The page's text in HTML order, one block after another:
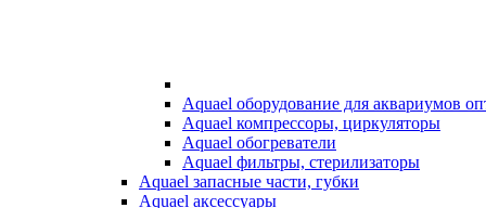
Aquael оборудование для аквариумов
Aquael компрессоры, циркуляторы
Aquael обогреватели
Aquael фильтры, стерилизаторы
Aquael запасные части, губки
Aquael аксессуары